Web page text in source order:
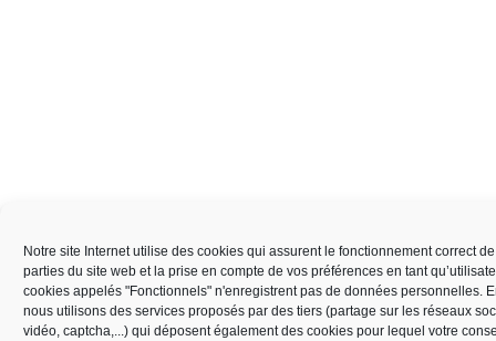
Notre site Internet utilise des cookies qui assurent le fonctionnement correct
parties du site web et la prise en compte de vos préférences en tant
cookies appelés "Fonctionnels" n'enregistrent pas de données personnelles.
nous utilisons des services proposés par des tiers (partage sur les réseaux
vidéo, captcha,...) qui déposent également des cookies pour lequel votre